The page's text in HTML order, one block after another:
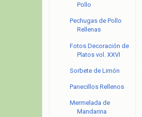
Pollo
Pechugas de Pollo
Rellenas
Fotos Decoración de
Platos vol. XXVI
Sorbete de Limón
Panecillos Rellenos
Mermelada de
Mandarina